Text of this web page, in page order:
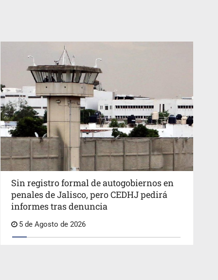
Sin registro formal de autogobiernos en
penales de Jalisco, pero CEDHJ pedirá
informes tras denuncia
5 de Agosto de 2026